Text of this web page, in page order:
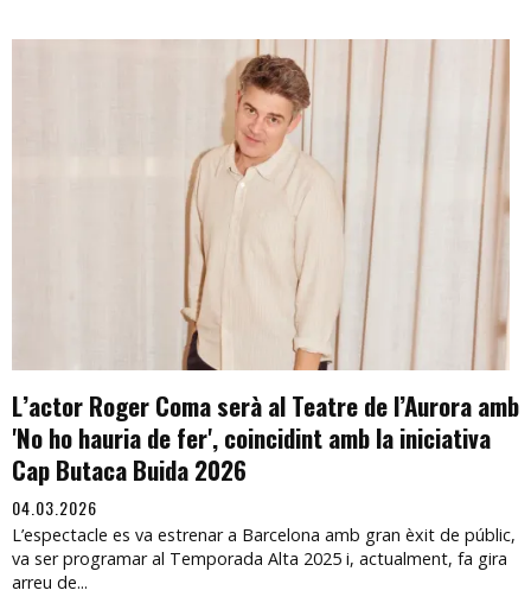
L’actor Roger Coma serà al Teatre de l’Aurora amb
'No ho hauria de fer', coincidint amb la iniciativa
Cap Butaca Buida 2026
04.03.2026
L’espectacle es va estrenar a Barcelona amb gran èxit de públic,
va ser programar al Temporada Alta 2025 i, actualment, fa gira
arreu de...